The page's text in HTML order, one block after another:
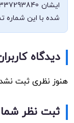
شده با این شماره
دیدگاه
هنوز نظری ثبت
ثبت نظر شما